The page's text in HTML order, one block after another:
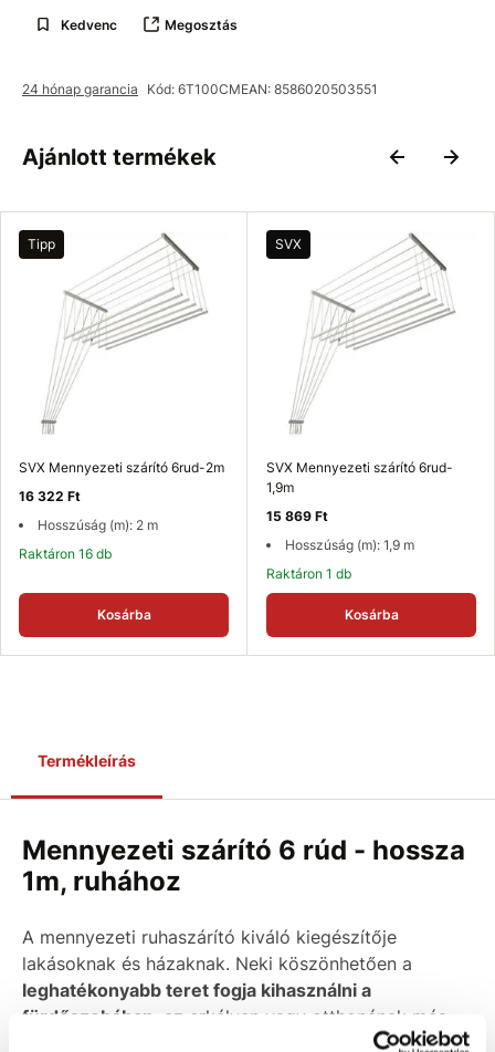
Kedvenc Megosztás
24 hónap garancia Kód: 6T100CMEAN: 8586020503551
Ajánlott termékek
Tipp
SVX Mennyezeti szárító 6rud-2m
16 322 Ft
Hosszúság (m): 2 m
Raktáron 16 db
Kosárba
SVX
SVX Mennyezeti szárító 6rud-
1,9m
15 869 Ft
Hosszúság (m): 1,9 m
Raktáron 1 db
Kosárba
Termékleírás
Mennyezeti szárító 6 rúd - hossza
1m, ruhához
A mennyezeti ruhaszárító kiváló kiegészítője
lakásoknak és házaknak. Neki köszönhetően a
leghatékonyabb teret fogja kihasználni a
fürdőszobában , az erkélyen vagy otthonának más